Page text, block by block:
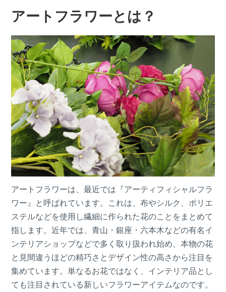
アートフラワーとは？
アートフラワーは、最近では『アーティフィシャルフラ
ワー』と呼ばれています。これは、布やシルク、ポリエ
ステルなどを使用し繊細に作られた花のことをまとめて
指します。近年では、青山・銀座・六本木などの有名イ
ンテリアショップなどで多く取り扱われ始め、本物の花
と見間違うほどの精巧さとデザイン性の高さから注目を
集めています。単なるお花ではなく、インテリア品とし
ても注目されている新しいフラワーアイテムなのです。